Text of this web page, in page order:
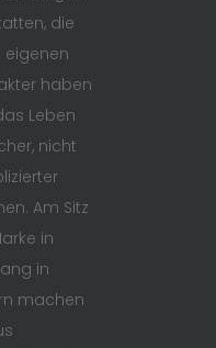
die
eigenen
haben
Leben
nicht
Am Sitz
in
in
machen